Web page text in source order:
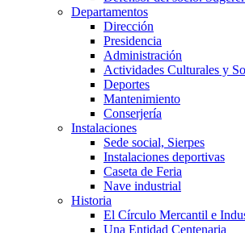
Departamentos
Dirección
Presidencia
Administración
Actividades Culturales y
Deportes
Mantenimiento
Conserjería
Instalaciones
Sede social, Sierpes
Instalaciones deportivas
Caseta de Feria
Nave industrial
Historia
El Círculo Mercantil e
Una Entidad Centenaria